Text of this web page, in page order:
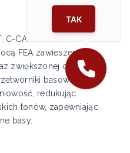
CAM,
FEA zawieszeniu i
zwiększonej długości
basowe serii
redukując
tonów, zapewniając
basy.
TAK